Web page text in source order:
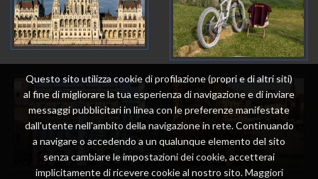
Questo sito utilizza cookie di profilazione (propri e di altri siti)
al fine di migliorare la tua esperienza di navigazione e di inviare
messaggi pubblicitari in linea con le preferenze manifestate
dall'utente nell'ambito della navigazione in rete. Continuando
a navigare o accedendo a un qualunque elemento del sito
senza cambiare le impostazioni dei cookie, accetterai
implicitamente di ricevere cookie al nostro sito. Maggiori